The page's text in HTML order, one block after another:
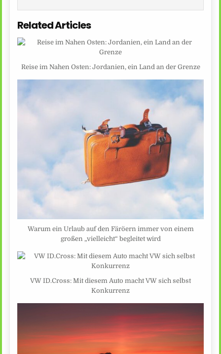
Related Articles
Reise im Nahen Osten: Jordanien, ein Land an der Grenze
Warum ein Urlaub auf den Färöern immer von einem
großen „vielleicht“ begleitet wird
VW ID.Cross: Mit diesem Auto macht VW sich selbst
Konkurrenz